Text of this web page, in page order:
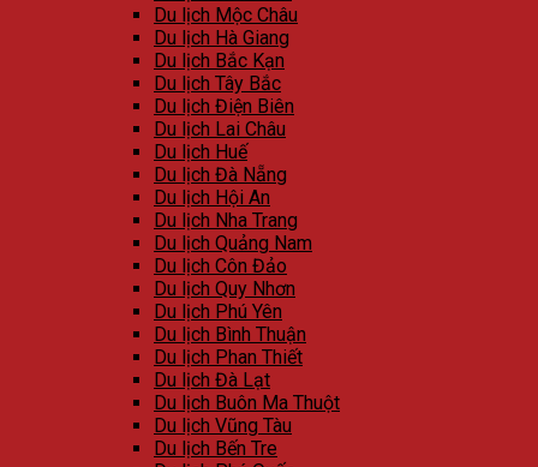
Du lịch Mộc Châu
Du lịch Hà Giang
Du lịch Bắc Kạn
Du lịch Tây Bắc
Du lịch Điện Biên
Du lịch Lai Châu
Du lịch Huế
Du lịch Đà Nẵng
Du lịch Hội An
Du lịch Nha Trang
Du lịch Quảng Nam
Du lịch Côn Đảo
Du lịch Quy Nhơn
Du lịch Phú Yên
Du lịch Bình Thuận
Du lịch Phan Thiết
Du lịch Đà Lạt
Du lịch Buôn Ma Thuột
Du lịch Vũng Tàu
Du lịch Bến Tre